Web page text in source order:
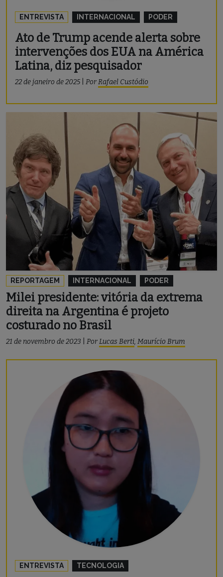
ENTREVISTA INTERNACIONAL PODER
Ato de Trump acende alerta sobre
intervenções dos EUA na América
Latina, diz pesquisador
22 de janeiro de 2025 PorRafael Custódio
REPORTAGEM INTERNACIONAL PODER
Milei presidente: vitória da extrema
direita na Argentina é projeto
costurado no Brasil
21 de novembro de 2023 PorLucas Berti, Maurício Brum
ENTREVISTA TECNOLOGIA